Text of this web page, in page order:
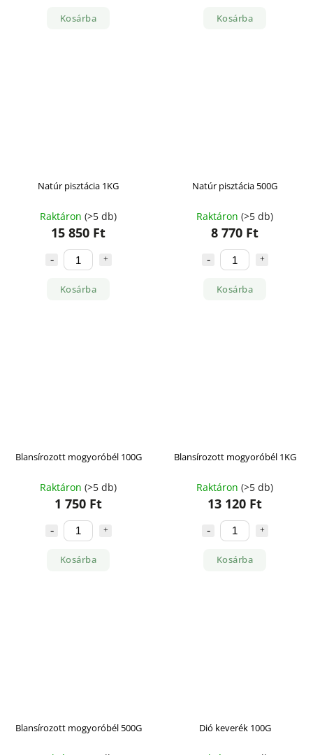
Kosárba Kosárba
Natúr pisztácia 1KG
Raktáron (>5 db)
15 850 Ft
Kosárba
Natúr pisztácia 500G
Raktáron (>5 db)
8 770 Ft
Kosárba
Blansírozott mogyoróbél 100G
Raktáron (>5 db)
1 750 Ft
Kosárba
Blansírozott mogyoróbél 1KG
Raktáron (>5 db)
13 120 Ft
Kosárba
Blansírozott mogyoróbél 500G Dió keverék 100G